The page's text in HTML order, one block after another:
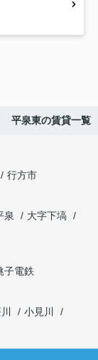
平泉東の賃貸一覧
行方市
泉
大字下塙
子電鉄
小見川